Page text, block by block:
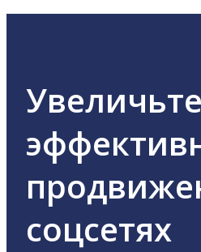
Увеличьте
соцсетях